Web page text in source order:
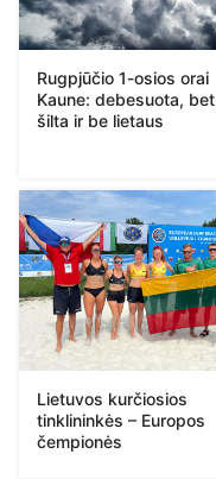
Rugpjūčio 1-osios orai
Kaune: debesuota, bet
šilta ir be lietaus
Lietuvos kurčiosios
tinklininkės – Europos
čempionės